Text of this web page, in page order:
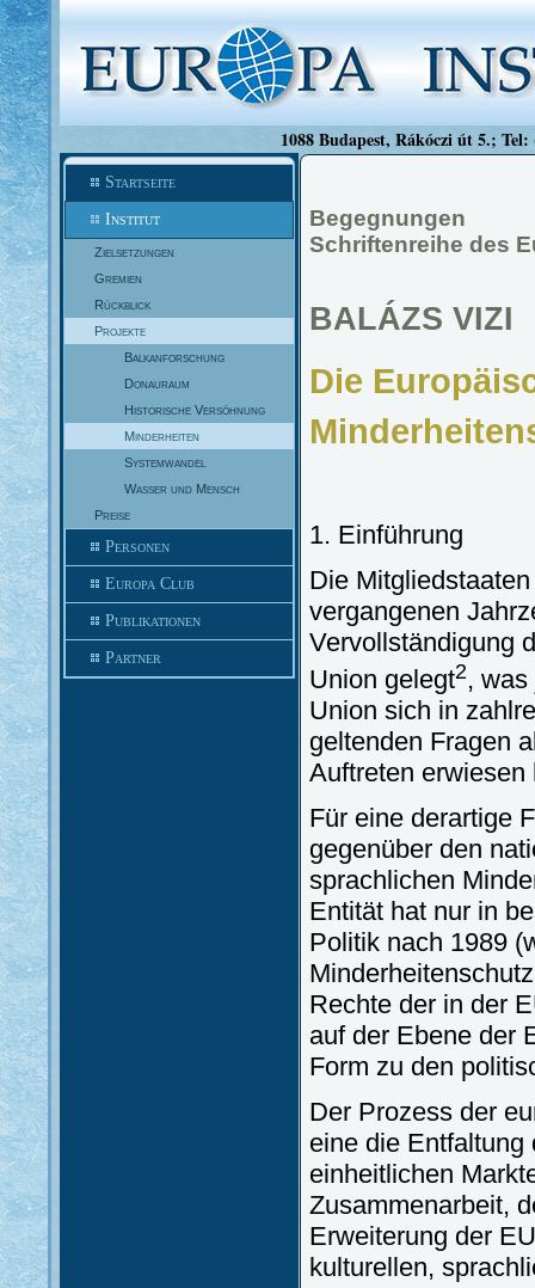
1088 Budapest, Rákóczi út 5.;
Startseite
Institut
Zielsetzungen
Gremien
Rückblick
Projekte
Balkanforschung
Donauraum
Historische Versöhnung
Minderheiten
Systemwandel
Wasser und Mensch
Preise
Personen
Europa Club
Publikationen
Partner
Begegnungen
Schriftenreihe des
BALÁZS VIZI
Die
1. Einführung
Die
vergangenen
Vervollständigung
Union gelegt2,
Union sich in
geltenden Fragen
Auftreten erwiesen
Für eine derartige
gegenüber den
sprachlichen
Entität hat nur in
Politik nach 1989
Rechte der in der
auf der Ebene der
Form zu den
Der Prozess der
eine die Entfaltung
einheitlichen
Zusammenarbeit,
Erweiterung der
kulturellen,